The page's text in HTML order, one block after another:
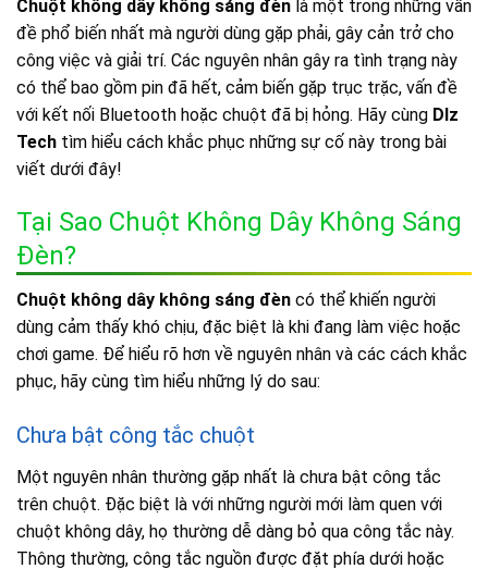
Chuột không dây không sáng đèn là một trong những vấn
đề phổ biến nhất mà người dùng gặp phải, gây cản trở cho
công việc và giải trí. Các nguyên nhân gây ra tình trạng này
có thể bao gồm pin đã hết, cảm biến gặp trục trặc, vấn đề
với kết nối Bluetooth hoặc chuột đã bị hỏng. Hãy cùng Dlz
Tech tìm hiểu cách khắc phục những sự cố này trong bài
viết dưới đây!
Tại Sao Chuột Không Dây Không Sáng
Đèn?
Chuột không dây không sáng đèn có thể khiến người
dùng cảm thấy khó chịu, đặc biệt là khi đang làm việc hoặc
chơi game. Để hiểu rõ hơn về nguyên nhân và các cách khắc
phục, hãy cùng tìm hiểu những lý do sau:
Chưa bật công tắc chuột
Một nguyên nhân thường gặp nhất là chưa bật công tắc
trên chuột. Đặc biệt là với những người mới làm quen với
chuột không dây, họ thường dễ dàng bỏ qua công tắc này.
Thông thường, công tắc nguồn được đặt phía dưới hoặc